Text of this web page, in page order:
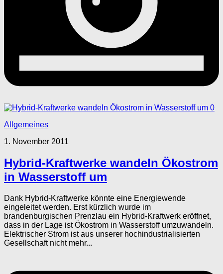
0
Allgemeines
1. November 2011
Hybrid-Kraftwerke wandeln Ökostrom
in Wasserstoff um
Dank Hybrid-Kraftwerke könnte eine Energiewende
eingeleitet werden. Erst kürzlich wurde im
brandenburgischen Prenzlau ein Hybrid-Kraftwerk eröffnet,
dass in der Lage ist Ökostrom in Wasserstoff umzuwandeln.
Elektrischer Strom ist aus unserer hochindustrialisierten
Gesellschaft nicht mehr...